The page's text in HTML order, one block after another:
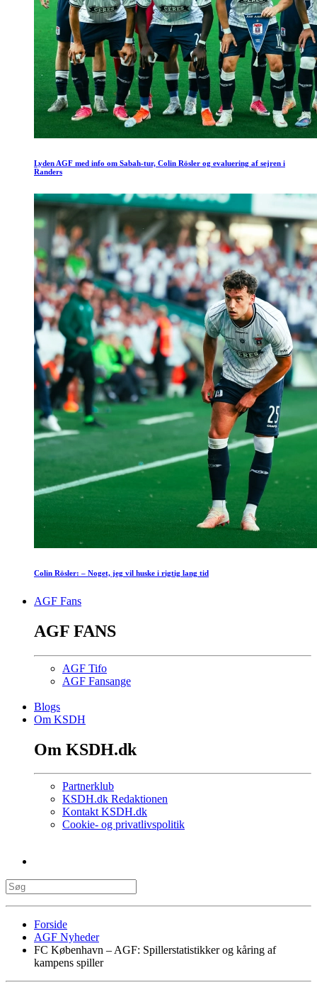
Lyden AGF med info om Sabah-tur, Colin Rösler og evaluering af sejren i
Randers
Colin Rösler: – Noget, jeg vil huske i rigtig lang tid
AGF Fans
AGF FANS
AGF Tifo
AGF Fansange
Blogs
Om KSDH
Om KSDH.dk
Partnerklub
KSDH.dk Redaktionen
Kontakt KSDH.dk
Cookie- og privatlivspolitik
Forside
AGF Nyheder
FC København – AGF: Spillerstatistikker og kåring af
kampens spiller